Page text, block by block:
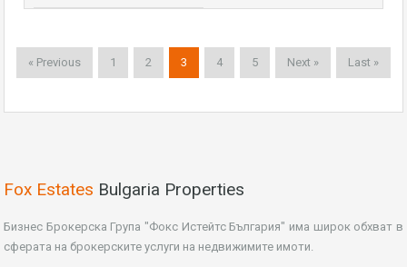
« Previous 1 2 3 4 5 Next » Last »
Fox Estates Bulgaria Properties
Бизнес Брокерска Група "Фокс Истейтс България" има широк обхват в
сферата на брокерските услуги на недвижимите имоти.